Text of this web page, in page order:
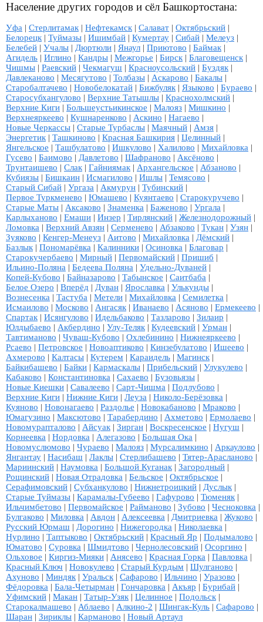
Население других городов и сёл Башкортостана:
Уфа | Стерлитамак | Нефтекамск | Салават | Октябрьский |
Белорецк | Туймазы | Ишимбай | Кумертау | Сибай | Мелеуз |
Белебей | Учалы | Дюртюли | Янаул | Приютово | Баймак |
Агидель | Иглино | Кандры | Межгорье | Бирск | Благовещенск |
Чишмы | Раевский | Чекмагуш | Красноусольский | Буздяк |
Давлеканово | Месягутово | Толбазы | Аскарово | Бакалы |
Старобалтачево | Новобелокатай | Бижбуляк | Языково | Бураево |
Старосубхангулово | Верхние Татышлы | Краснохолмский |
Верхние Киги | Большеустьикинское | Малояз | Мишкино |
Верхнеяркеево | Кушнаренково | Аскино | Нагаево |
Новые Черкассы | Старые Турбаслы | Маячный | Амзя |
Энергетик | Ташкиново | Красная Башкирия | Целинный |
Янгельское | Ташбулатово | Ишкулово | Халилово | Михайловка |
Гусево | Баимово | Давлетово | Шафраново | Аксёново |
Трунтаишево | Слак | Гайниямак | Архангельское | Абзаново |
Кубиязы | Бишкаин | Исмагилово | Ишлы | Темясово |
Старый Сибай | Ургаза | Акмурун | Тубинский |
Первое Туркменево | Юмашево | Куянтаево | Старокуручево |
Старые Маты | Аксаково | Знаменка | Баженово | Ургала |
Карлыханово | Емаши | Инзер | Тирлянский | Железнодорожный |
Ломовка | Верхний Авзян | Серменево | Абзаково | Тукан | Узян |
Зуяково | Кенгер-Менеуз | Аитово | Михайловка | Дёмский |
Базлык | Пономарёвка | Калинники | Осиновка | Благовар |
Старокучербаево | Мирный | Первомайский | Пришиб |
Ильино-Поляна | Бедеева Поляна | Удельно-Дуваней |
Копей-Кубово | Байназарово | Табынское | Саитбаба |
Белое Озеро | Вперёд | Дуван | Ярославка | Улькунды |
Вознесенка | Тастуба | Метели | Михайловка | Семилетка |
Исмаилово | Москово | Ангасяк | Иванаево | Асяново | Ермекеево |
Спартак | Исянгулово | Идельбаково | Тазларово | Зилаир |
Юлдыбаево | Акбердино | Улу-Теляк | Кудеевский | Урман |
Тавтиманово | Чуваш-Кубово | Охлебинино | Нижнеяркеево |
Рсаево | Петровское | Новоаптиково | Кинзебулатово | Ишеево |
Ахмерово | Калтасы | Кутерем | Караидель | Магинск |
Байкибашево | Байки | Кармаскалы | Прибельский | Улукулево |
Кабаково | Константиновка | Сахаево | Бузовьязы |
Новые Киешки | Савалеево | Сарт-Чишма | Подлубово |
Верхние Киги | Нижние Киги | Леуза | Николо-Берёзовка |
Куяново | Новонагаево | Раздолье | Новокабаново | Мраково |
Юмагузино | Максютово | Тарабердино | Ахметово | Ермолаево |
Новомурапталово | Айсуак | Зирган | Воскресенское | Нугуш |
Корнеевка | Нордовка | Алегазово | Большая Ока |
Новомуслюмово | Чураево | Малояз | Мурсалимкино | Аркаулово |
Янгантау | Насибаш | Лаклы | Стерлибашево | Тятер-Арасланово |
Мариинский | Наумовка | Большой Куганак | Загородный |
Рощинский | Новая Отрадовка | Бельское | Октябрьское |
Серафимовский | Субханкулово | Нижнетроицкий | Дуслык |
Старые Туймазы | Карамалы-Губеево | Гафурово | Тюменяк |
Ильчимбетово | Первомайское | Райманово | Зубово | Чесноковка |
Булгаково | Миловка | Авдон | Алексеевка | Дмитриевка | Жуково |
Русский Юрмаш | Дорогино | Нижегородка | Николаевка |
Нурлино | Таптыково | Октябрьский | Красный Яр | Подымалово |
Юматово | Суровка | Шмидтово | Чернолесовский | Осоргино |
Ольховое | Киргиз-Мияки | Анясево | Красная Горка | Павловка |
Красный Ключ | Новокулево | Старый Курдым | Шулганово |
Ахуново | Миндяк | Уральск | Сафарово | Ильчино | Уразово |
Фёдоровка | Бала-Четырман | Гончаровка | Акъяр | Бурибай |
Уфимский | Макан | Татыр-Узяк | Целинное | Подольск |
Старокалмашево | Аблаево | Алкино-2 | Шингак-Куль | Сафарово |
Шаран | Зириклы | Карманово | Новый Артаул